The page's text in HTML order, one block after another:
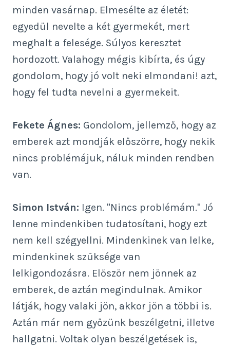
minden vasárnap. Elmesélte az életét:
egyedül nevelte a két gyermekét, mert
meghalt a felesége. Súlyos keresztet
hordozott. Valahogy mégis kibírta, és úgy
gondolom, hogy jó volt neki elmondani! azt,
hogy fel tudta nevelni a gyermekeit.
Fekete Ágnes: Gondolom, jellemző, hogy az
emberek azt mondják előszörre, hogy nekik
nincs problémájuk, náluk minden rendben
van.
Simon István: Igen. "Nincs problémám." Jó
lenne mindenkiben tudatosítani, hogy ezt
nem kell szégyellni. Mindenkinek van lelke,
mindenkinek szüksége van
lelkigondozásra. Először nem jönnek az
emberek, de aztán megindulnak. Amikor
látják, hogy valaki jön, akkor jön a többi is.
Aztán már nem győzünk beszélgetni, illetve
hallgatni. Voltak olyan beszélgetések is,